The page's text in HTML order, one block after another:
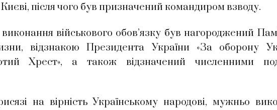
після чого був призначений командиром взводу.
військового обов’язку був нагороджений
відзнакою Президента України «За оборону
Хрест», а також відзначений численними
на вірність Українському народові, мужньо